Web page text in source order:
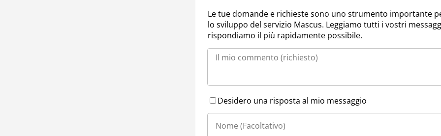
Le tue domande e richieste sono uno strumento importante
lo sviluppo del servizio Mascus. Leggiamo tutti i vostri
rispondiamo il più rapidamente possibile.
Desidero una risposta al mio messaggio